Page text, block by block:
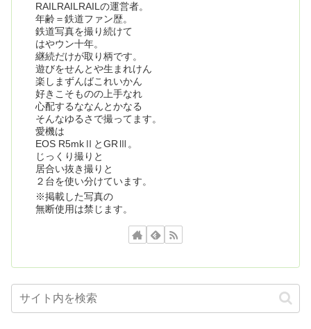
RAILRAILRAILの運営者。
年齢＝鉄道ファン歴。
鉄道写真を撮り続けて
はやウン十年。
継続だけが取り柄です。
遊びをせんとや生まれけん
楽しまずんばこれいかん
好きこそものの上手なれ
心配するななんとかなる
そんなゆるさで撮ってます。
愛機は
EOS R5mkⅡとGRⅢ。
じっくり撮りと
居合い抜き撮りと
２台を使い分けています。
※掲載した写真の
無断使用は禁じます。